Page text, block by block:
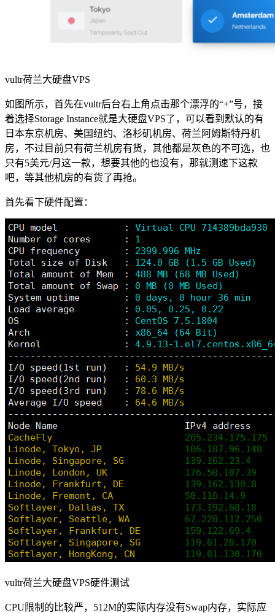
vultr荷兰大硬盘VPS
如图所示，首先在vultr后台右上角点击那个漂浮的“+”号，接
着选择Storage Instance就是大硬盘VPS了，可以看到默认的有
日本东京机房、美国纽约、洛杉矶机房、荷兰阿姆斯特丹机
房，不过目前只有荷兰机房有货，其他都是灰色的不可选，也
只有5美元/月这一款，想要其他的也没有，那就测速下这款
吧，等其他机房的有货了再抢。
首先看下硬件配置：
vultr荷兰大硬盘VPS硬件测试
CPU限制的比较严，512M的实际内存没有Swap内存，实际应